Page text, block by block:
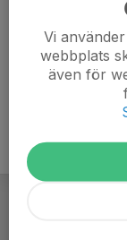
Vi
webbplats
även för